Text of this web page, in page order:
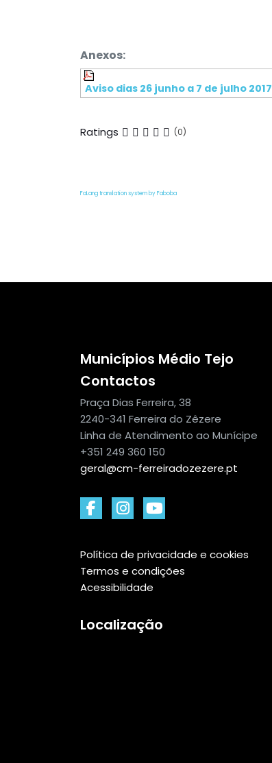
Anexos:
Aviso dias 26 junho a 7 de julho 2017
Ratings (0)
FaLang translation system by Faboba
Municípios Médio Tejo
Contactos
Praça Dias Ferreira, 38
2240-341 Ferreira do Zêzere
Linha de Atendimento ao Munícipe
+351 249 360 150
geral@cm-ferreiradozezere.pt
Política de privacidade e cookies
Termos e condições
Acessibilidade
Localização